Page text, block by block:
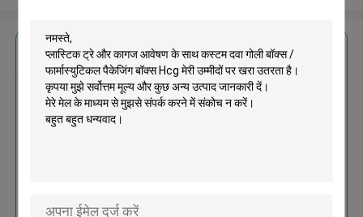
सबसे उत्तम प्रतिदान प्राप्त करें
प्लास्टिक ट्रे और कागज आवेषण के साथ